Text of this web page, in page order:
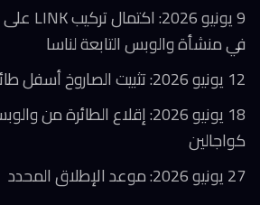
في منشأة والوبس التابعة لناسا
12 يونيو 2026: تثبيت الصاروخ أسفل طائرة Stargazer
18 يونيو 2026: إقلاع الطائرة
كواجالين
27 يونيو 2026: موعد الإطلاق المحدد